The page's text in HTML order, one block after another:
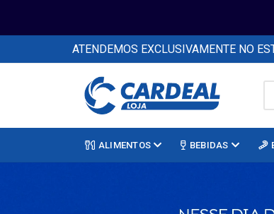
ATENDEMOS EXCLUSIVAMENTE NO
ALIMENTOS BEBIDAS